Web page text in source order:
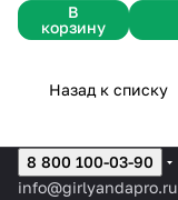
В
корзину
Назад к списку
8 800 100-03-90
info@girlyandapro.ru